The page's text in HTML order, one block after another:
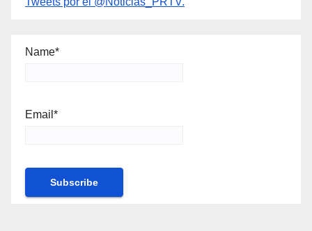
Name*
Email*